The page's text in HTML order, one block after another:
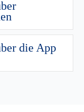
die App